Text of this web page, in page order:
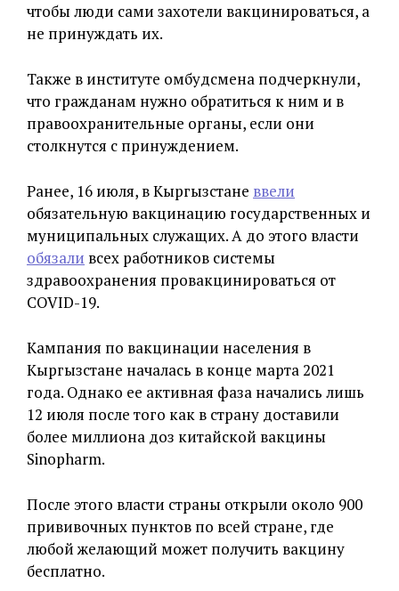
чтобы люди сами захотели вакцинироваться, а
не принуждать их.
Также в институте омбудсмена подчеркнули,
что гражданам нужно обратиться к ним и в
правоохранительные органы, если они
столкнутся с принуждением.
Ранее, 16 июля, в Кыргызстане ввели
обязательную вакцинацию государственных и
муниципальных служащих. А до этого власти
обязали всех работников системы
здравоохранения провакцинироваться от
COVID-19.
Кампания по вакцинации населения в
Кыргызстане началась в конце марта 2021
года. Однако ее активная фаза начались лишь
12 июля после того как в страну доставили
более миллиона доз китайской вакцины
Sinopharm.
После этого власти страны открыли около 900
прививочных пунктов по всей стране, где
любой желающий может получить вакцину
бесплатно.